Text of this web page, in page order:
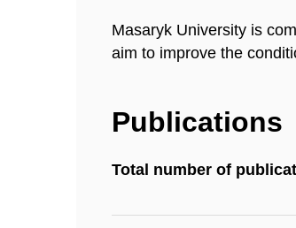
Masaryk University is
aim to improve the
Publications
Total number of